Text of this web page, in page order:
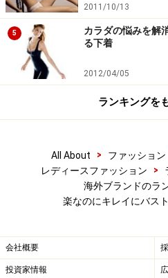
2011/10/13
5
カラダの悩みを解
る下着
2012/04/05
ランキングを
All About > ファッション
レディースファッション
>
海外ブランドのラ
楽なのにキレイにバス
会社概要
投資家情報